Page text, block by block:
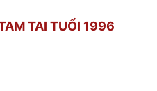
TAI TUỔI 1996